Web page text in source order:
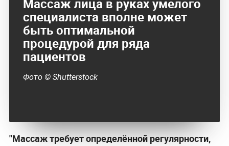
Массаж лица в руках умелого
специалиста вполне может
быть оптимальной
процедурой для ряда
пациентов
Фото © Shutterstock
"Массаж требует определённой регулярности,